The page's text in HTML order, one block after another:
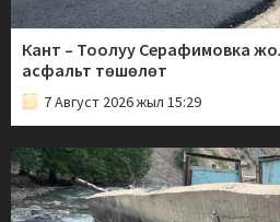
Кант – Тоолуу Серафимовка
асфальт төшөлөт
7 Август 2026 жыл 15:29